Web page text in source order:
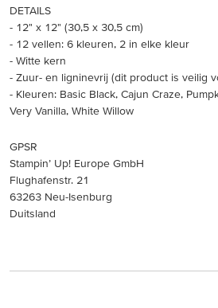
DETAILS
- 12" x 12" (30,5 x 30,5 cm)
- 12 vellen: 6 kleuren, 2 in elke kleur
- Witte kern
- Zuur- en ligninevrij (dit product is veilig
- Kleuren: Basic Black, Cajun Craze,
Very Vanilla, White Willow
GPSR
Stampin’ Up! Europe GmbH
Flughafenstr. 21
63263 Neu-Isenburg
Duitsland